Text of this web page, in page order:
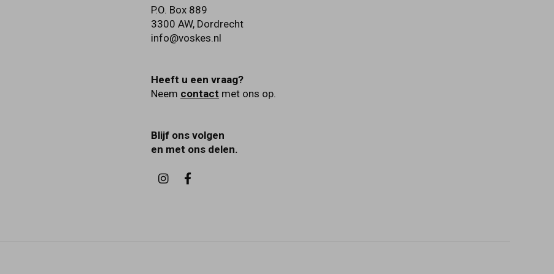
P.O. Box 889
3300 AW, Dordrecht
info@voskes.nl
Heeft u een vraag?
Neem contact met ons op.
Blijf ons volgen
en met ons delen.